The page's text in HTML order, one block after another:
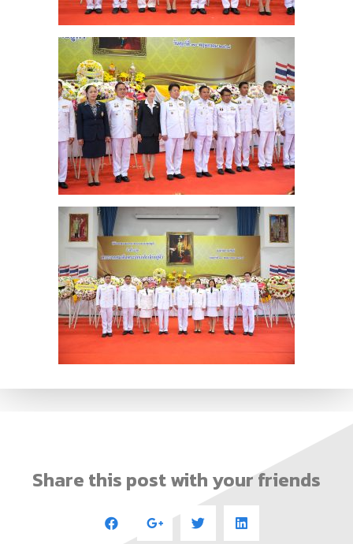
Share this post with your friends